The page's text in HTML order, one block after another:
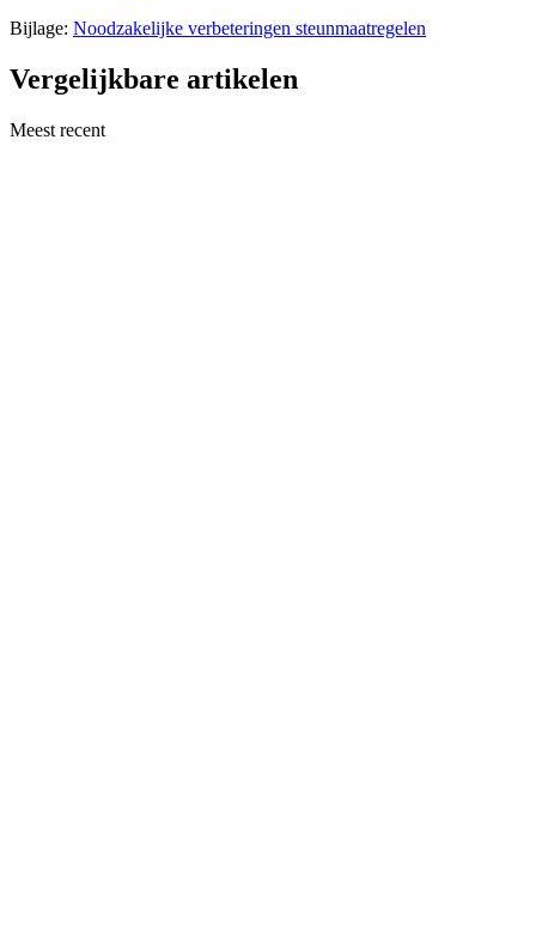
Bijlage: Noodzakelijke verbeteringen steunmaatregelen
Vergelijkbare artikelen
Meest recent